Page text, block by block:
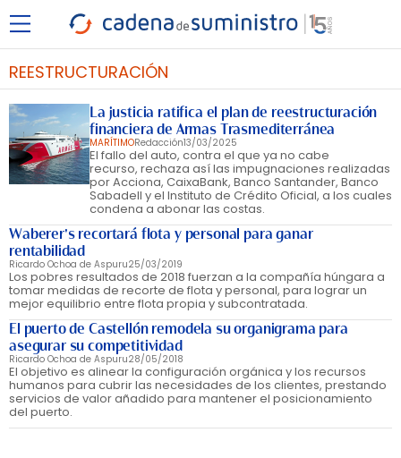
REESTRUCTURACIÓN
La justicia ratifica el plan de reestructuración
financiera de Armas Trasmediterránea
MARÍTIMORedacción13/03/2025
El fallo del auto, contra el que ya no cabe
recurso, rechaza así las impugnaciones realizadas
por Acciona, CaixaBank, Banco Santander, Banco
Sabadell y el Instituto de Crédito Oficial, a los cuales
condena a abonar las costas.
Waberer's recortará flota y personal para ganar
rentabilidad
Ricardo Ochoa de Aspuru25/03/2019
Los pobres resultados de 2018 fuerzan a la compañía húngara a
tomar medidas de recorte de flota y personal, para lograr un
mejor equilibrio entre flota propia y subcontratada.
El puerto de Castellón remodela su organigrama para
asegurar su competitividad
Ricardo Ochoa de Aspuru28/05/2018
El objetivo es alinear la configuración orgánica y los recursos
humanos para cubrir las necesidades de los clientes, prestando
servicios de valor añadido para mantener el posicionamiento
del puerto.